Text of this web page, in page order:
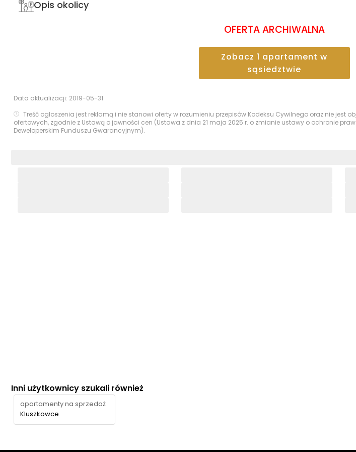
Opis okolicy
OFERTA ARCHIWALNA
Zobacz 1 apartament w
sąsiedztwie
Data aktualizacji: 2019-05-31
Treść ogłoszenia jest reklamą i nie stanowi oferty w rozumieniu przepisów Kodeksu Cywilnego oraz nie jest
ofertowych, zgodnie z Ustawą o jawności cen (Ustawa z dnia 21 maja 2025 r. o zmianie ustawy o ochronie
Deweloperskim Funduszu Gwarancyjnym).
Inni użytkownicy szukali również
apartamenty na sprzedaż
Kluszkowce